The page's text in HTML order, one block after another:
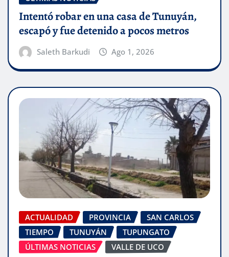
Intentó robar en una casa de Tunuyán,
escapó y fue detenido a pocos metros
Saleth Barkudi Ago 1, 2026
ACTUALIDAD PROVINCIA
SAN CARLOS
TIEMPO
TUNUYÁN
TUPUNGATO
ÚLTIMAS NOTICIAS
VALLE DE UCO